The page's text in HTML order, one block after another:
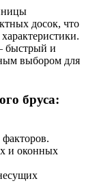
досок, что
быстрый и
выбором для
бруса:
и оконных